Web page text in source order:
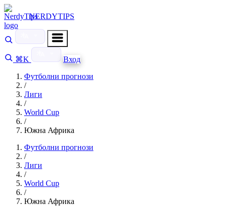
NERDYTIPS
⌘K
Вход
Футболни прогнози
/
Лиги
/
World Cup
/
Южна Африка
Футболни прогнози
/
Лиги
/
World Cup
/
Южна Африка